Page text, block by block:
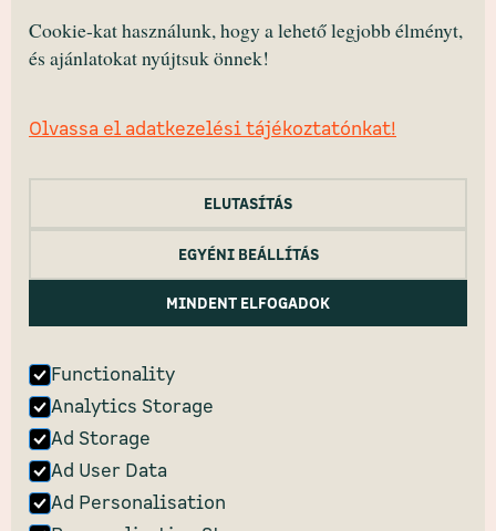
Fesztivál ↗
PRIMANIMA
instagram/hello.primanima
facebook/BABter
youtube/BABtér
BABtér
2040 Budaörs, Templom tér 12.
Cookie-kat használunk, hogy a lehető legjobb élményt,
és ajánlatokat nyújtsuk önnek!
Olvassa el adatkezelési tájékoztatónkat!
ELUTASÍTÁS
EGYÉNI BEÁLLÍTÁS
MINDENT ELFOGADOK
Functionality
Analytics Storage
Ad Storage
Ad User Data
Ad Personalisation